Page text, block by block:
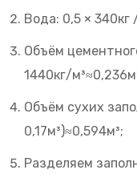
Вода: 0,5 × 340кг
Объём
1440кг/
Объём сухих
0,17м³)≈0,594м³;
Разделяем